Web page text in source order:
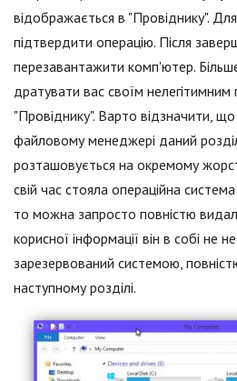
відображається в "Провіднику".
підтвердити операцію. Після
перезавантажити комп'ютер.
дратувати вас своїм нелегітимним
"Провіднику". Варто відзначити,
файловому менеджері даний
розташовується на окремому
свій час стояла операційна
то можна запросто повністю
корисної інформації він в собі не
зарезервований системою,
наступному розділі.